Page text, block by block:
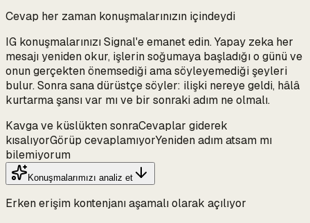
Cevap her zaman konuşmalarınızın içindeydi
IG konuşmalarınızı Signal'e emanet edin. Yapay zeka her
mesajı yeniden okur, işlerin soğumaya başladığı o günü ve
onun gerçekten önemsediği ama söyleyemediği şeyleri
bulur. Sonra sana dürüstçe söyler: ilişki nereye geldi, hâlâ
kurtarma şansı var mı ve bir sonraki adım ne olmalı.
Kavga ve küslükten sonraCevaplar giderek
kısalıyorGörüp cevaplamıyorYeniden adım atsam mı
bilemiyorum
Konuşmalarımızı analiz et
Erken erişim kontenjanı aşamalı olarak açılıyor